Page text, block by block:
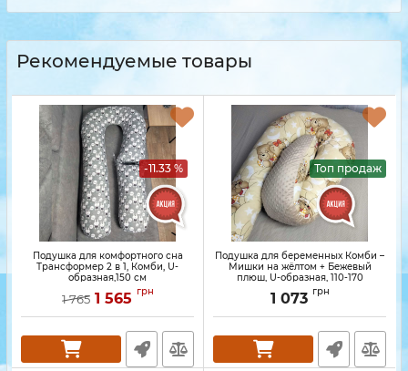
Рекомендуемые товары
-11.33 %
Подушка для комфортного сна
Трансформер 2 в 1, Комби, U-
образная,150 см
1 765 1 565 грн
Топ продаж
Подушка для беременных Комби –
Мишки на жёлтом + Бежевый
плюш, U-образная, 110-170
1 073 грн